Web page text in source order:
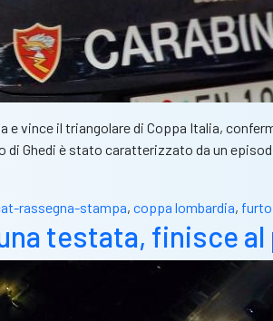
e vince il triangolare di Coppa Italia,
di Ghedi è stato caratterizzato da un
rassegna-stampa, coppa lombardia, furto
testata, finisce